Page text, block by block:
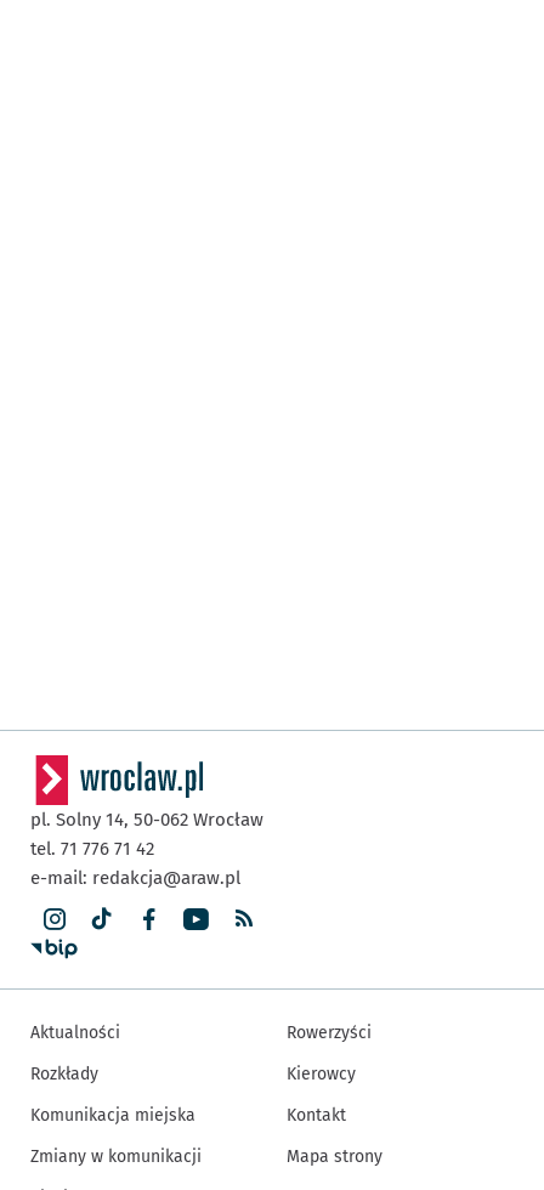
pl. Solny 14, 50-062 Wrocław
tel. 71 776 71 42
e-mail: redakcja@araw.pl
Aktualności
Rozkłady
Komunikacja miejska
Zmiany w komunikacji
Rowerzyści
Kierowcy
Kontakt
Mapa strony